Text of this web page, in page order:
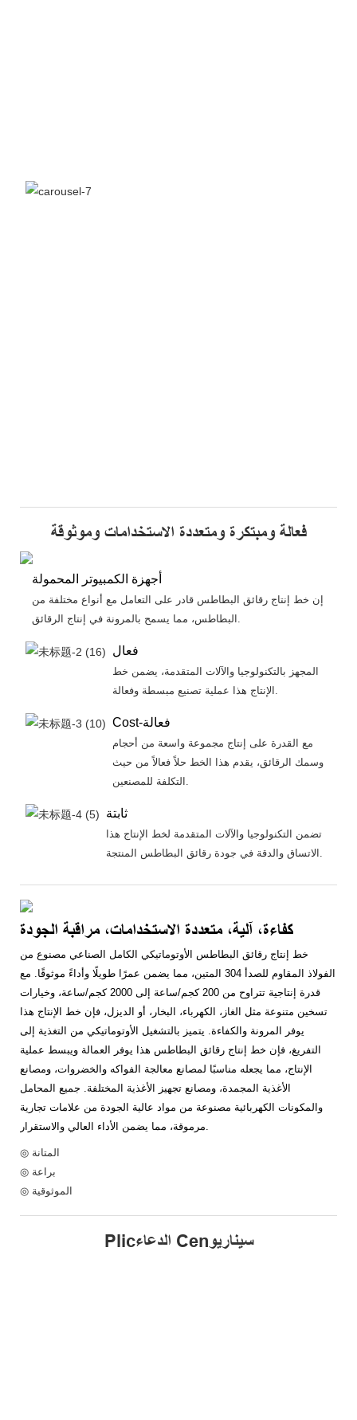
فعالة ومبتكرة ومتعددة الاستخدامات وموثوقة
أجهزة الكمبيوتر المحمولة
إن خط إنتاج رقائق البطاطس قادر على التعامل مع أنواع مختلفة من
البطاطس، مما يسمح بالمرونة في إنتاج الرقائق.
فعال
المجهز بالتكنولوجيا والآلات المتقدمة، يضمن خط
Cost-فعالة
مع القدرة على إنتاج مجموعة واسعة من أحجام
وسمك الرقائق، يقدم هذا الخط حلاً فعالاً من حيث
ثابتة
تضمن التكنولوجيا والآلات المتقدمة لخط الإنتاج هذا
كفاءة، آلية، متعددة الاستخدامات، مراقبة الجودة
خط إنتاج رقائق البطاطس الأوتوماتيكي الكامل الصناعي مصنوع من
الفولاذ المقاوم للصدأ 304 المتين، مما يضمن عمرًا طويلًا وأداءً موثوقًا. مع
قدرة إنتاجية تتراوح من 200 كجم/ساعة إلى 2000 كجم/ساعة، وخيارات
تسخين متنوعة مثل الغاز، الكهرباء، البخار، أو الديزل، فإن خط الإنتاج هذا
يوفر المرونة والكفاءة. يتميز بالتشغيل الأوتوماتيكي من التغذية إلى
التفريغ، فإن خط إنتاج رقائق البطاطس هذا يوفر العمالة ويبسط عملية
الإنتاج، مما يجعله مناسبًا لمصانع معالجة الفواكه والخضروات، ومصانع
الأغذية المجمدة، ومصانع تجهيز الأغذية المختلفة. جميع المحامل
والمكونات الكهربائية مصنوعة من مواد عالية الجودة من علامات تجارية
◎ المتانة
◎ براعة
◎ الموثوقية
Plicالدعاء Cenسيناريو